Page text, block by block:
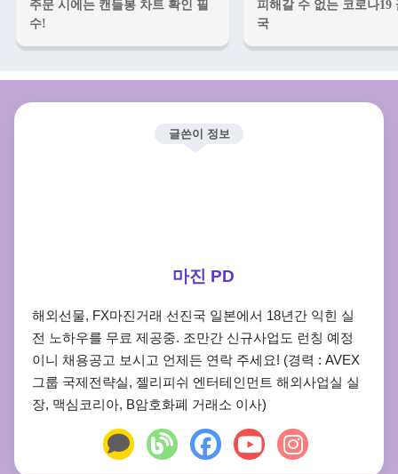
주문 시에는 캔들봉 차트 확인 필
수!
피해갈 수 없는 코로나19
국
글쓴이 정보
마진 PD
해외선물, FX마진거래 선진국 일본에서 18년간 익힌 실
전 노하우를 무료 제공중. 조만간 신규사업도 런칭 예정
이니 채용공고 보시고 언제든 연락 주세요! (경력 : AVEX
그룹 국제전략실, 젤리피쉬 엔터테인먼트 해외사업실 실
장, 맥심코리아, B암호화폐 거래소 이사)